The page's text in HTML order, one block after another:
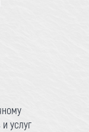
услуг